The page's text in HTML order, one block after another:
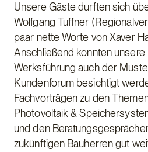
Unsere Gäste durften sich
Wolfgang Tuffner
paar nette Worte von Xaver
Anschließend konnten
Werksführung auch der
Kundenforum besichtigt
Fachvorträgen zu den
Photovoltaik &
und den
zukünftigen Bauherren gut